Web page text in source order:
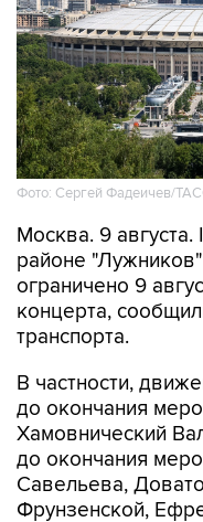
Фото: Сергей Фадеичев/
Москва. 9 августа.
ограничено 9
концерта,
транспорта.
В частности,
Хамовнический
до окончания
Савельева,
Фрунзенской,
Проектируемом